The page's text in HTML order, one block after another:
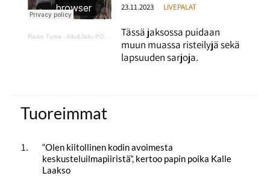
Radio Tutka · Allu&Jallu PODCAST 5 Risset ja lapsuuden sarjat
23.11.2023 LIVEPALAT
Tässä jaksossa puidaan
muun muassa risteilyjä sekä
lapsuuden sarjoja.
Tuoreimmat
“Olen kiitollinen kodin avoimesta
keskusteluilmapiiristä”, kertoo papin poika Kalle
Laakso